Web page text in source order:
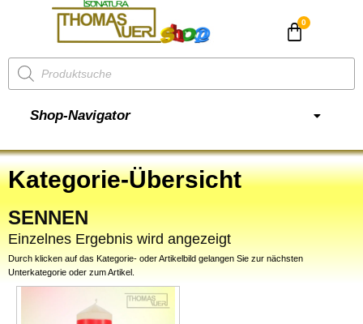
Shop-Navigator
Kategorie-Übersicht
SENNEN
Einzelnes Ergebnis wird angezeigt
Durch klicken auf das Kategorie- oder Artikelbild gelangen Sie zur nächsten
Unterkategorie oder zum Artikel.